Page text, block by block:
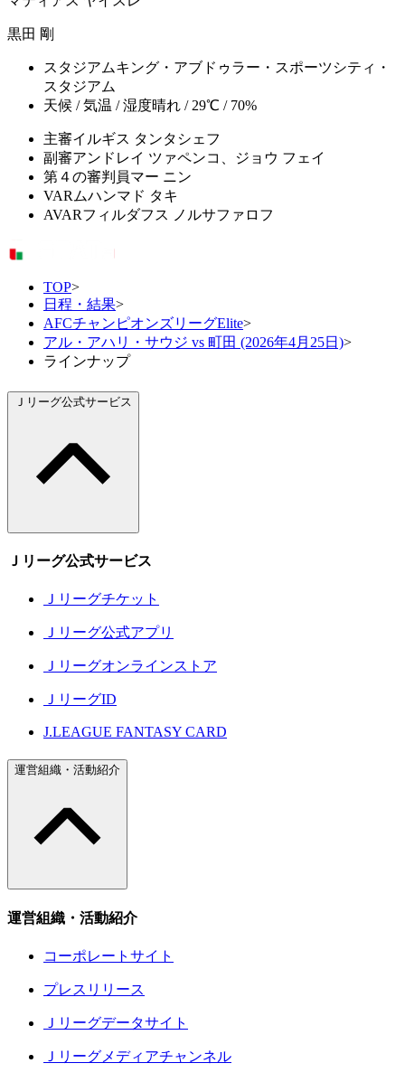
黒田 剛
スタジアムキング・アブドゥラー・スポーツシティ・
スタジアム
天候 / 気温 / 湿度晴れ / 29℃ / 70%
主審イルギス タンタシェフ
副審アンドレイ ツァペンコ、ジョウ フェイ
第４の審判員マー ニン
VAR ムハンマド タキ
AVARフィルダフス ノルサファロフ
TOP>
日程・結果>
AFCチャンピオンズリーグElite>
アル・アハリ・サウジ vs 町田 (2026年4月25日)>
ラインナップ
Ｊリーグ公式サービス
Ｊリーグ公式サービス
Ｊリーグチケット
Ｊリーグ公式アプリ
Ｊリーグオンラインストア
ＪリーグID
J.LEAGUE FANTASY CARD
運営組織・活動紹介
運営組織・活動紹介
コーポレートサイト
プレスリリース
Ｊリーグデータサイト
Ｊリーグメディアチャンネル